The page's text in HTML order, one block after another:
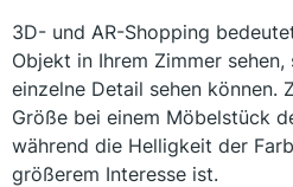
3D- und AR-Shopping
Objekt in Ihrem Zimmer
einzelne Detail sehen können.
Größe bei einem Möbelstück
während die Helligkeit der
größerem Interesse ist.